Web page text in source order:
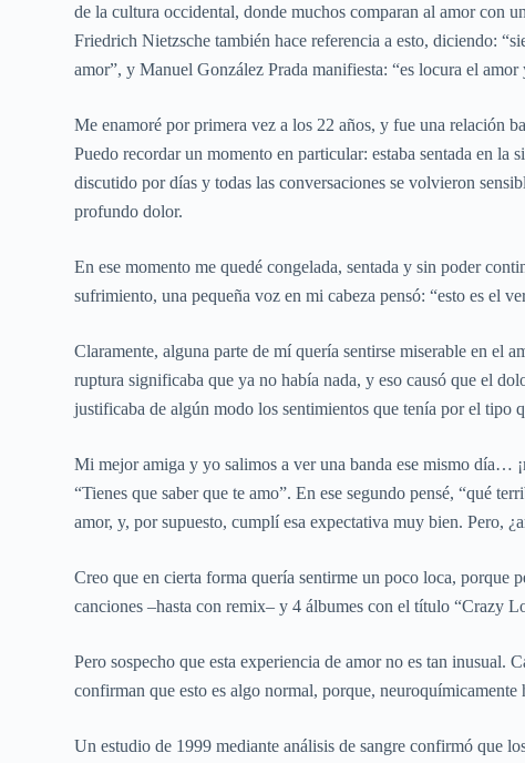
de la cultura occidental, donde muchos comparan al amor con
Friedrich Nietzsche también hace referencia a esto, diciendo:
amor”, y Manuel González Prada manifiesta: “es locura el amor
Me enamoré por primera vez a los 22 años, y fue una relación
Puedo recordar un momento en particular: estaba sentada en
discutido por días y todas las conversaciones se volvieron
profundo dolor.
En ese momento me quedé congelada, sentada y sin poder
sufrimiento, una pequeña voz en mi cabeza pensó: “esto es el
Claramente, alguna parte de mí quería sentirse miserable en el
ruptura significaba que ya no había nada, y eso causó que el
justificaba de algún modo los sentimientos que tenía por el tipo
Mi mejor amiga y yo salimos a ver una banda ese mismo día…
“Tienes que saber que te amo”. En ese segundo pensé, “qué
amor, y, por supuesto, cumplí esa expectativa muy bien. Pero,
Creo que en cierta forma quería sentirme un poco loca, porque
canciones –hasta con remix– y 4 álbumes con el título “Crazy
Pero sospecho que esta experiencia de amor no es tan inusual.
confirman que esto es algo normal, porque,
Un estudio de 1999 mediante análisis de sangre confirmó que